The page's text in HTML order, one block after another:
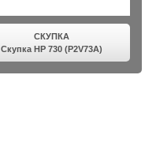
СКУПКА
Скупка HP 730 (P2V73A)